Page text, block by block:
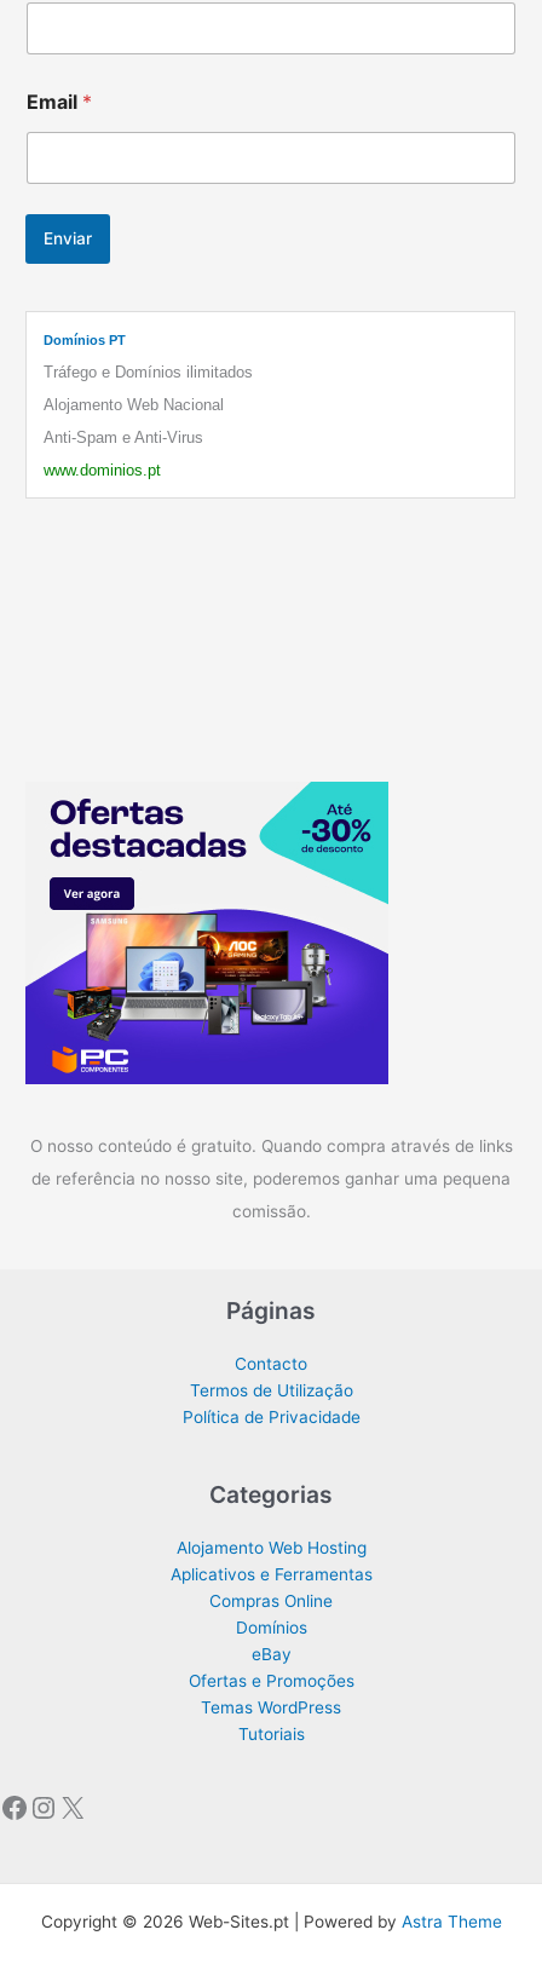
Email *
Enviar
Domínios PT
Tráfego e Domínios ilimitados
Alojamento Web Nacional
Anti-Spam e Anti-Virus
www.dominios.pt
O nosso conteúdo é gratuito. Quando compra através de links
de referência no nosso site, poderemos ganhar uma pequena
comissão.
Páginas
Contacto
Termos de Utilização
Política de Privacidade
Categorias
Alojamento Web Hosting
Aplicativos e Ferramentas
Compras Online
Domínios
eBay
Ofertas e Promoções
Temas WordPress
Tutoriais
Facebook
Instagram
X
Copyright © 2026 Web-Sites.pt | Powered by Astra Theme